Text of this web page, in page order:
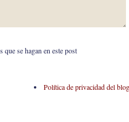
se hagan en este post
Política de privacidad del